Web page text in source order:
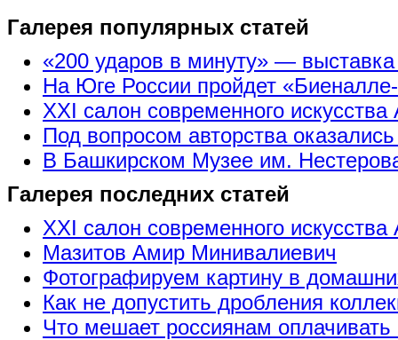
Галерея популярных статей
«200 ударов в минуту» —
На Юге России пройдет
XXI салон современного искусства
Под вопросом авторства
В Башкирском Музее им.
Галерея последних статей
XXI салон современного искусства
Мазитов Амир Минивалиевич
Фотографируем картину в
Как не допустить дробления
Что мешает россиянам